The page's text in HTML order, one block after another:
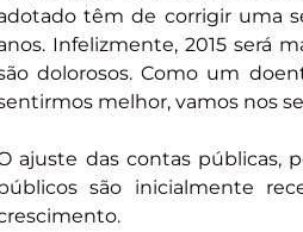
têm de corrigir uma
Infelizmente, 2015 será
dolorosos. Como um
melhor, vamos nos
ajuste das contas públicas,
são inicialmente